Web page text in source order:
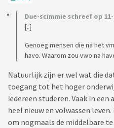
Due-scimmie schreef op 11-
[..]
Genoeg mensen die na het
havo. Waarom zou vwo na
Natuurlijk zijn er wel wat die
toegang tot het hoger
iedereen studeren. Vaak in een
heel nieuw en volwassen
om nogmaals de middelbare te